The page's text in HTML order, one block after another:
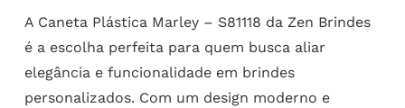
A Caneta Plástica Marley – S81118 da Zen Brindes
é a escolha perfeita para quem busca aliar
elegância e funcionalidade em brindes
personalizados. Com um design moderno e